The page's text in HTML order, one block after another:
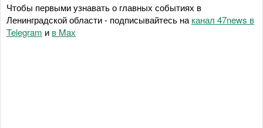
Чтобы первыми узнавать о главных событиях в
Ленинградской области - подписывайтесь на канал 47news в
Telegram и в Maх